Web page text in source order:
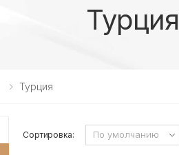
Турция
Сортировка: